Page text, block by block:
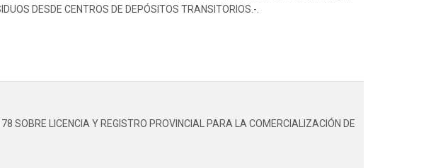
DESDE CENTROS DE DEPÓSITOS TRANSITORIOS.-.
SOBRE LICENCIA Y REGISTRO PROVINCIAL PARA LA COMERCIALIZACIÓN DE